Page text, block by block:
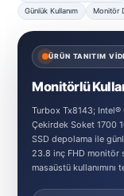
Günlük Kullanım
Monitör
ÜRÜN TANITIM
Monitörlü
Turbox Tx8143;
Çekirdek Soket 1700
SSD depolama ile
23.8 inç FHD monitör
masaüstü